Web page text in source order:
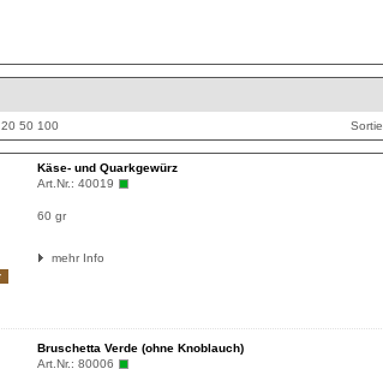
20 50 100
Käse- und Quarkgewürz
Art.Nr.: 40019
60 gr
mehr Info
Bruschetta Verde (ohne Knoblauch)
Art.Nr.: 80006